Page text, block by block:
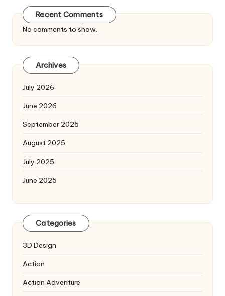
Recent Comments
No comments to show.
Archives
July 2026
June 2026
September 2025
August 2025
July 2025
June 2025
Categories
3D Design
Action
Action Adventure